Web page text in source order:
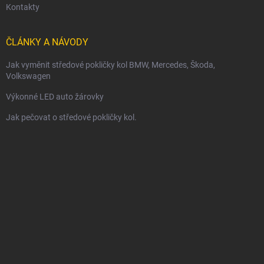
Kontakty
ČLÁNKY A NÁVODY
Jak vyměnit středové pokličky kol BMW, Mercedes, Škoda,
Volkswagen
Výkonné LED auto žárovky
Jak pečovat o středové pokličky kol.